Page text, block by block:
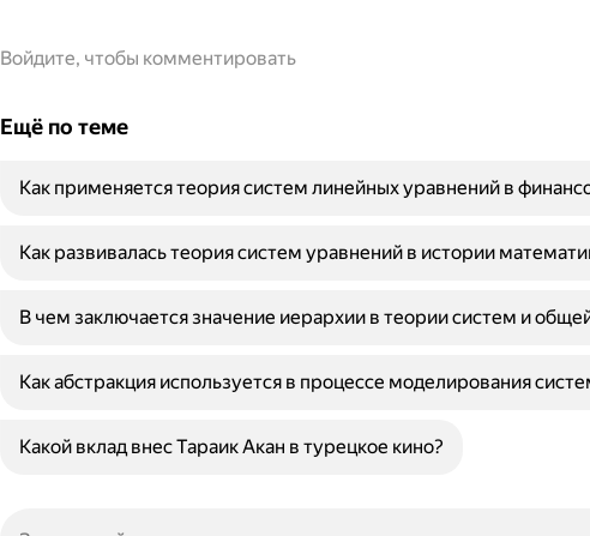
Войдите, чтобы комментировать
Ещё по теме
Как применяется теория систем линейных уравнений в
Как развивалась теория систем уравнений в истории
В чем заключается значение иерархии в теории систем и
Как абстракция используется в процессе моделирования
Какой вклад внес Тараик Акан в турецкое кино?